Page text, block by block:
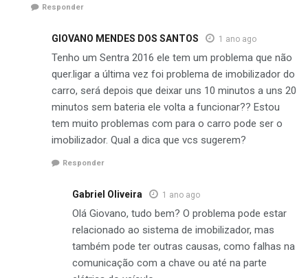
Responder
GIOVANO MENDES DOS SANTOS 1 ano ago
Tenho um Sentra 2016 ele tem um problema que não
quer.ligar a última vez foi problema de imobilizador do
carro, será depois que deixar uns 10 minutos a uns 20
minutos sem bateria ele volta a funcionar?? Estou
tem muito problemas com para o carro pode ser o
imobilizador. Qual a dica que vcs sugerem?
Responder
Gabriel Oliveira 1 ano ago
Olá Giovano, tudo bem? O problema pode estar
relacionado ao sistema de imobilizador, mas
também pode ter outras causas, como falhas na
comunicação com a chave ou até na parte